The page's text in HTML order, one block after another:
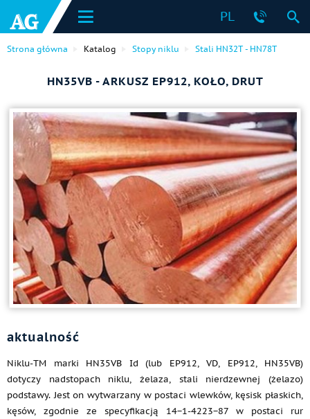
PL
Strona główna Katalog Stopy niklu Stali HN32T - HN78T
HN35VB - ARKUSZ EP912, KOŁO, DRUT
aktualność
Niklu-TM marki HN35VB Id (lub EP912, VD, EP912, HN35VB)
dotyczy nadstopach niklu, żelaza, stali nierdzewnej (żelazo)
podstawy. Jest on wytwarzany w postaci wlewków, kęsisk płaskich,
kęsów, zgodnie ze specyfikacją 14−1-4223−87 w postaci rur